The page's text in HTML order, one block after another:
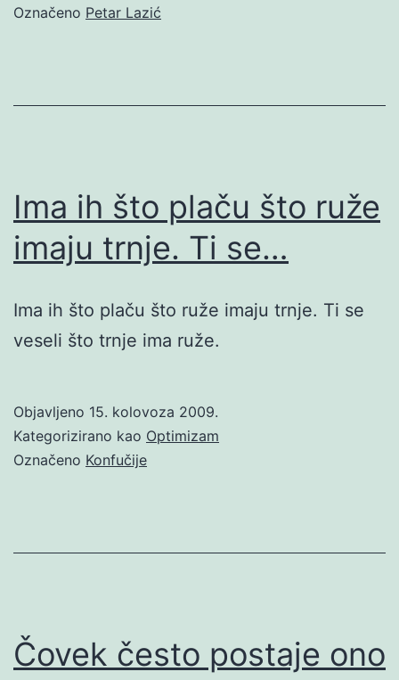
Označeno Petar Lazić
Ima ih što plaču što ruže
imaju trnje. Ti se…
Ima ih što plaču što ruže imaju trnje. Ti se
veseli što trnje ima ruže.
Objavljeno 15. kolovoza 2009.
Kategorizirano kao Optimizam
Označeno Konfučije
Čovek često postaje ono